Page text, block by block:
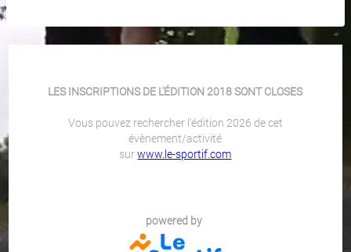
LES INSCRIPTIONS DE L'ÉDITION 2018 SONT CLOSES
Vous pouvez rechercher l'édition 2026 de cet
évènement/activité
surwww.le-sportif.com
powered by